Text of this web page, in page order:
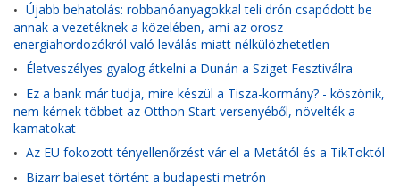
• Újabb behatolás: robbanóanyagokkal teli drón csapódott be
annak a vezetéknek a közelében, ami az orosz
energiahordozókról való leválás miatt nélkülözhetetlen
• Életveszélyes gyalog átkelni a Dunán a Sziget Fesztiválra
• Ez a bank már tudja, mire készül a Tisza-kormány? - köszönik,
nem kérnek többet az Otthon Start versenyéből, növelték a
kamatokat
• Az EU fokozott tényellenőrzést vár el a Metától és a TikToktól
• Bizarr baleset történt a budapesti metrón